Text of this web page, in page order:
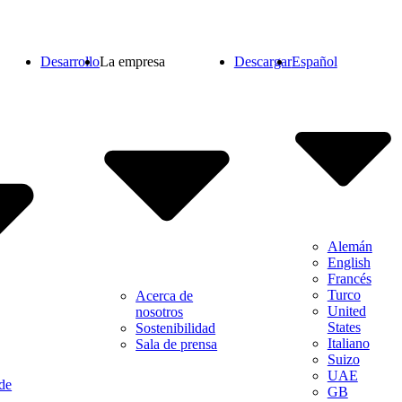
DesarrolloLa empresa
Acerca de
nosotros
Sostenibilidad
Sala de prensa
DescargarEspañol
Alemán
English
Francés
Turco
United
States
Italiano
Suizo
UAE
GB